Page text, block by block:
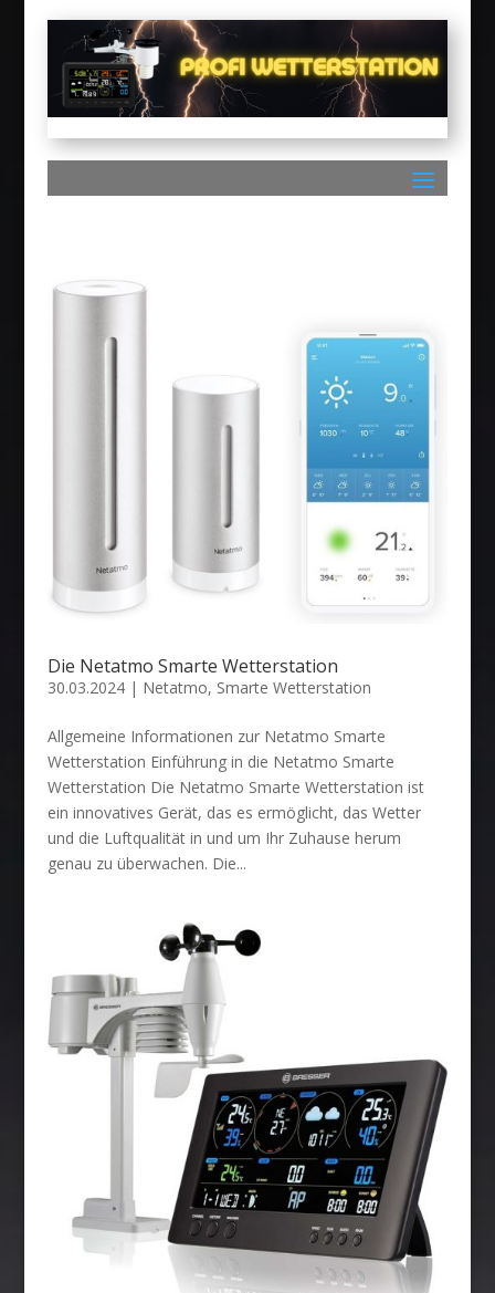
Die Netatmo Smarte Wetterstation
30.03.2024| Netatmo, Smarte Wetterstation
Allgemeine Informationen zur Netatmo Smarte
Wetterstation Einführung in die Netatmo Smarte
Wetterstation Die Netatmo Smarte Wetterstation ist
ein innovatives Gerät, das es ermöglicht, das Wetter
und die Luftqualität in und um Ihr Zuhause herum
genau zu überwachen. Die...